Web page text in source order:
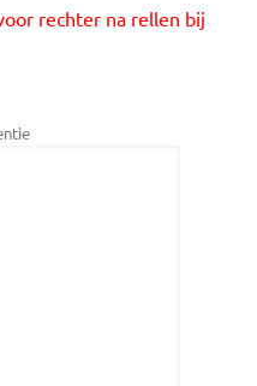
rechter na rellen bij